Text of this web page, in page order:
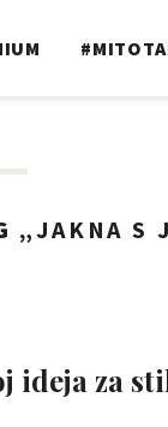
„JAKNA S
ideja za